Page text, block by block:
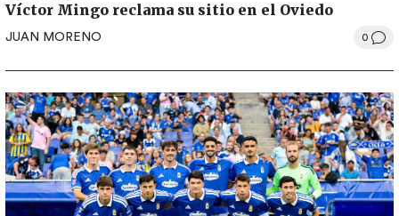
Víctor Mingo reclama su sitio en el Oviedo
JUAN MORENO 0